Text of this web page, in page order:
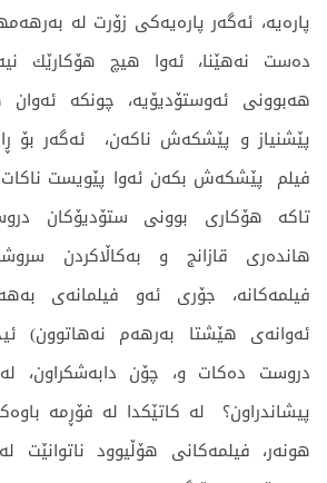
پاره‌یه‌، ئه‌گه‌ر پاره‌یه‌كی زۆرت له‌
ده‌ست نه‌هێنا، ئه‌وا هیچ هۆكارێك
هه‌بوونی ئه‌وستۆدیۆیه‌، چونكه‌
پێشنیاز و پێشكه‌ش ناكه‌ن، ئه‌گه‌ر بۆ
فیلم پێشكه‌ش بكه‌ن ئه‌وا پێویست
تاكه‌ هۆكاری بوونی ستۆدیۆكان
هانده‌ری قازانج و به‌كاڵاكردن
فیلمه‌كانه‌، جۆری ئه‌و فیلمانه‌ی
ئه‌وانه‌ی هێشتا به‌رهه‌م نه‌هاتوون)
دروست ده‌كات و، چۆن دابه‌شكراون،
پیشاندراون؟ له‌ كاتێكدا له‌ فۆڕمه‌
هونه‌ر، فیلمه‌كانی هۆڵیوود ناتوانێت